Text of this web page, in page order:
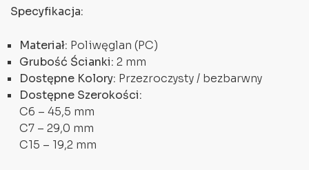
Specyfikacja:
Materiał: Poliwęglan (PC)
Grubość Ścianki: 2 mm
Dostępne Kolory: Przezroczysty / bezbarwny
Dostępne Szerokości:
C6 – 45,5 mm
C7 – 29,0 mm
C15 – 19,2 mm